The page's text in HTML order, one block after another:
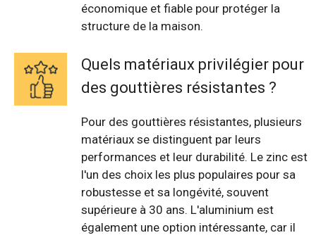
économique et fiable pour protéger la
structure de la maison.
Quels matériaux privilégier pour
des gouttières résistantes ?
Pour des gouttières résistantes, plusieurs
matériaux se distinguent par leurs
performances et leur durabilité. Le zinc est
l'un des choix les plus populaires pour sa
robustesse et sa longévité, souvent
supérieure à 30 ans. L'aluminium est
également une option intéressante, car il